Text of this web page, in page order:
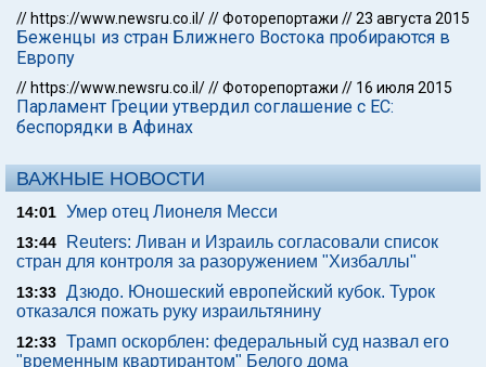
//https://www.newsru.co.il///Фоторепортажи //23 августа 2015
Беженцы из стран Ближнего Востока пробираются в
Европу
//https://www.newsru.co.il///Фоторепортажи // 16 июля 2015
Парламент Греции утвердил соглашение с ЕС:
беспорядки в Афинах
ВАЖНЫЕ НОВОСТИ
14:01 Умер отец Лионеля Месси
13:44
Reuters: Ливан и Израиль согласовали список
стран для контроля за разоружением "Хизбаллы"
13:33 Дзюдо. Юношеский европейский кубок. Турок
отказался пожать руку израильтянину
12:33 Трамп оскорблен: федеральный суд назвал его
"временным квартирантом" Белого дома